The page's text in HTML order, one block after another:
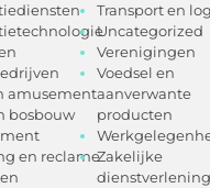
amusement
bosbouw
en reclame
Transport en
Uncategorized
Verenigingen
Voedsel en
aanverwante
producten
Zakelijke
dienstverlening